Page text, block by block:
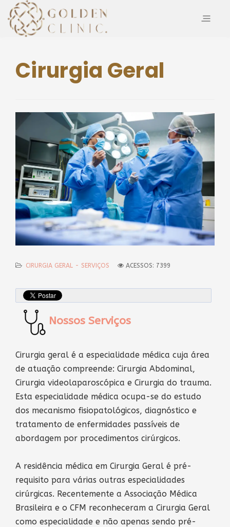
Cirurgia Geral
CIRURGIA GERAL - SERVIÇOS ACESSOS: 7399
Nossos Serviços
Cirurgia geral é a especialidade médica cuja área
de atuação compreende: Cirurgia Abdominal,
Cirurgia videolaparoscópica e Cirurgia do trauma.
Esta especialidade médica ocupa-se do estudo
dos mecanismo fisiopatológicos, diagnóstico e
tratamento de enfermidades passíveis de
abordagem por procedimentos cirúrgicos.
A residência médica em Cirurgia Geral é pré-
requisito para várias outras especialidades
cirúrgicas. Recentemente a Associação Médica
Brasileira e o CFM reconheceram a Cirurgia Geral
como especialidade e não apenas sendo pré-